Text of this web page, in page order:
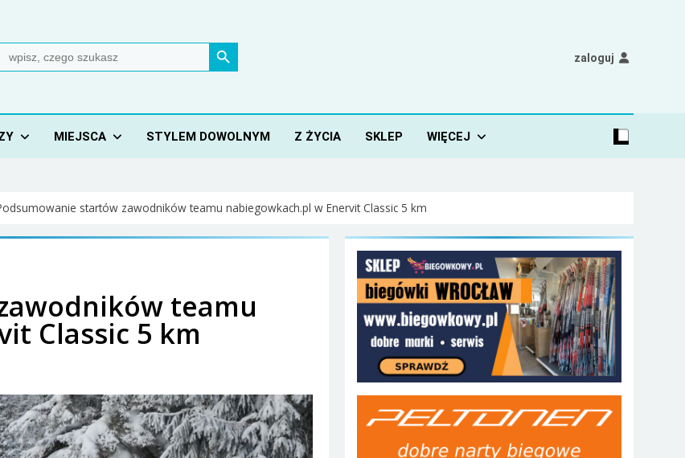
for:
Search Button
zaloguj
MIEJSCA STYLEM DOWOLNYM Z ŻYCIA SKLEP WIĘCEJ
startów zawodników teamu nabiegowkach.pl w Enervit Classic 5 km
teamu
Classic 5 km